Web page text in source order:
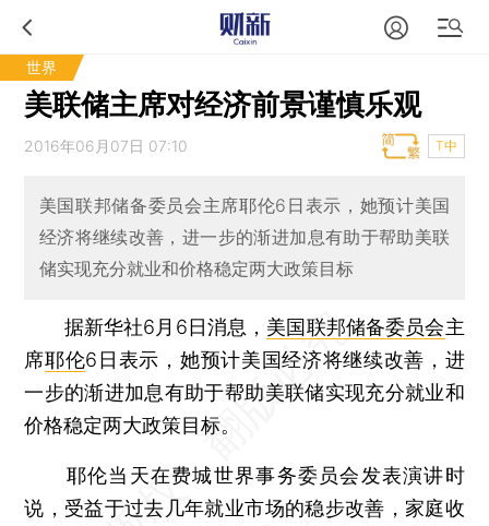
世界
美联储主席对经济前景谨慎乐观
2016年06月07日 07:10 T中
美国联邦储备委员会主席耶伦6日表示，她预计美国
经济将继续改善，进一步的渐进加息有助于帮助美联
储实现充分就业和价格稳定两大政策目标
据新华社6月6日消息， 美国联邦储备委员会主
席耶伦6日表示，她预计美国经济将继续改善，进
一步的渐进加息有助于帮助美联储实现充分就业和
价格稳定两大政策目标。
耶伦当天在费城世界事务委员会发表演讲时
说，受益于过去几年就业市场的稳步改善，家庭收